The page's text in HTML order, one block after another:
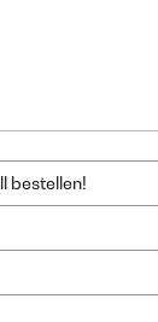
bestellen!